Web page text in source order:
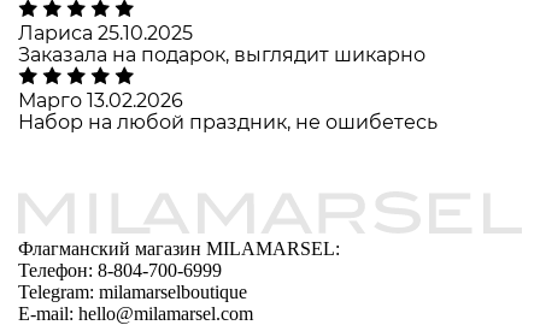
Лариса 25.10.2025
Заказала на подарок, выглядит шикарно
Марго 13.02.2026
Набор на любой праздник, не ошибетесь
Флагманский магазин MILAMARSEL:
Телефон: 8-804-700-6999
Telegram: milamarselboutique
E-mail: hello@milamarsel.com